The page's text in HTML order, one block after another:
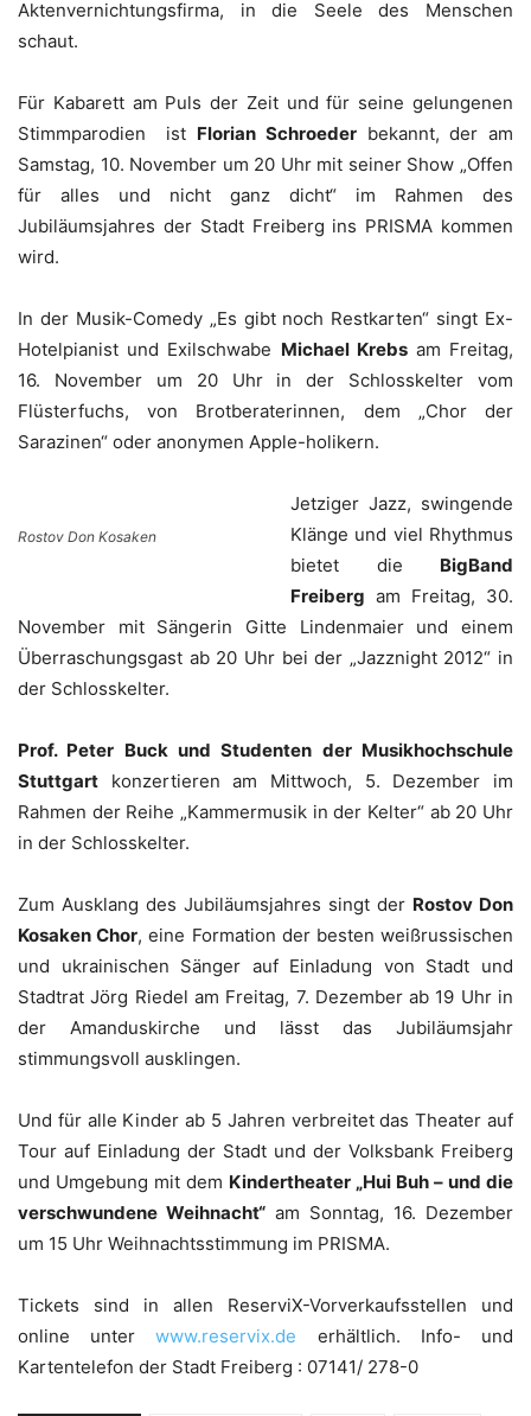
Aktenvernichtungsfirma, in die Seele des Menschen
schaut.
Für Kabarett am Puls der Zeit und für seine gelungenen
Stimmparodien ist Florian Schroederbekannt, der am
Samstag, 10. November um 20 Uhr mit seiner Show „Offen
für alles und nicht ganz dicht“ im Rahmen des
Jubiläumsjahres der Stadt Freiberg ins PRISMA kommen
wird.
In der Musik-Comedy „Es gibt noch Restkarten“ singt Ex-
Hotelpianist und Exilschwabe Michael Krebsam Freitag,
16. November um 20 Uhr in der Schlosskelter vom
Flüsterfuchs, von Brotberaterinnen, dem „Chor der
Sarazinen“ oder anonymen Apple-holikern.
Rostov Don Kosaken
Jetziger Jazz, swingende
Klänge und viel Rhythmus
bietet die BigBand
Freiberg am Freitag, 30.
November mit Sängerin Gitte Lindenmaier und einem
Überraschungsgast ab 20 Uhr bei der „Jazznight 2012“ in
der Schlosskelter.
Prof. Peter Buck und Studenten der Musikhochschule
Stuttgart konzertieren am Mittwoch, 5. Dezember im
Rahmen der Reihe „Kammermusik in der Kelter“ ab 20 Uhr
in der Schlosskelter.
Zum Ausklang des Jubiläumsjahres singt der Rostov Don
Kosaken Chor, eine Formation der besten weißrussischen
und ukrainischen Sänger auf Einladung von Stadt und
Stadtrat Jörg Riedel am Freitag, 7. Dezember ab 19 Uhr in
der Amanduskirche und lässt das Jubiläumsjahr
stimmungsvoll ausklingen.
Und für alle Kinder ab 5 Jahren verbreitet das Theater auf
Tour auf Einladung der Stadt und der Volksbank Freiberg
und Umgebung mit dem Kindertheater „Hui Buh – und die
verschwundene Weihnacht“ am Sonntag, 16. Dezember
um 15 Uhr Weihnachtsstimmung im PRISMA.
Tickets sind in allen ReserviX-Vorverkaufsstellen und
online unterwww.reservix.de erhältlich. Info- und
Kartentelefon der Stadt Freiberg : 07141/ 278-0